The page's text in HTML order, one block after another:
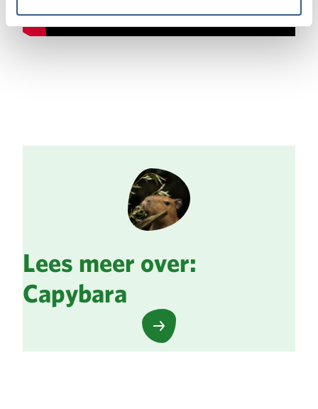
Lees meer over:
Capybara